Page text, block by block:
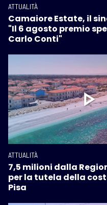
ATTUALITÀ
Camaiore Estate, il
"Il 6 agosto premio
Carlo Conti"
ATTUALITÀ
7,5 milioni dalla
per la tutela della
Pisa